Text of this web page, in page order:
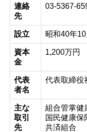
連絡
先
03-5367-
設立 昭和40年10
資本
金
1,200万円
代表
者名
代表取締役
主な
取引
先
組合管掌健
国民健康保
共済組合